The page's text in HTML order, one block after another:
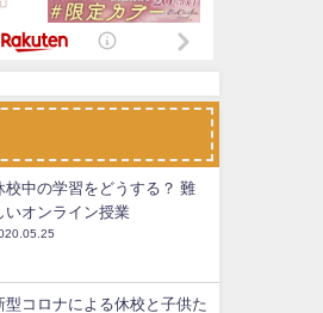
校中の学習をどうする？ 難
いオンライン授業
型コロナによる休校と子供た